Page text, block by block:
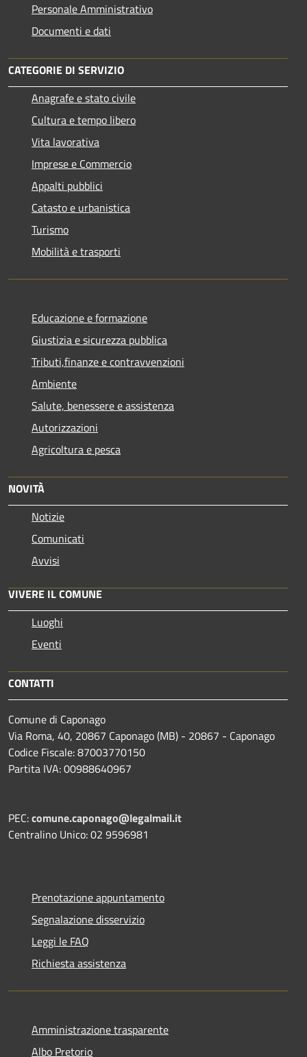
Personale Amministrativo
Documenti e dati
CATEGORIE DI SERVIZIO
Anagrafe e stato civile
Cultura e tempo libero
Vita lavorativa
Imprese e Commercio
Appalti pubblici
Catasto e urbanistica
Turismo
Mobilità e trasporti
Educazione e formazione
Giustizia e sicurezza pubblica
Tributi,finanze e contravvenzioni
Ambiente
Salute, benessere e assistenza
Autorizzazioni
Agricoltura e pesca
NOVITÀ
Notizie
Comunicati
Avvisi
VIVERE IL COMUNE
Luoghi
Eventi
CONTATTI
Comune di Caponago
Via Roma, 40, 20867 Caponago (MB) - 20867 - Caponago
Codice Fiscale: 87003770150
Partita IVA: 00988640967
PEC:comune.caponago@legalmail.it
Centralino Unico: 02 9596981
Prenotazione appuntamento
Segnalazione disservizio
Leggi le FAQ
Richiesta assistenza
Amministrazione trasparente
Albo Pretorio